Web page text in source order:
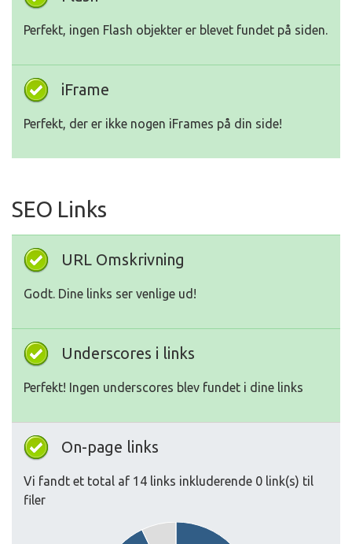
Perfekt, ingen Flash objekter er blevet fundet på siden.
iFrame
Perfekt, der er ikke nogen iFrames på din side!
SEO Links
URL Omskrivning
Godt. Dine links ser venlige ud!
Underscores i links
Perfekt! Ingen underscores blev fundet i dine links
On-page links
Vi fandt et total af 14 links inkluderende 0 link(s) til
filer